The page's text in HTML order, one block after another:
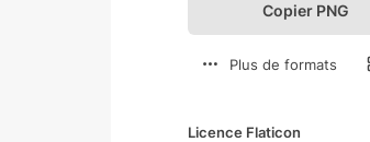
Copier PNG
Plus de formats
Licence Flaticon